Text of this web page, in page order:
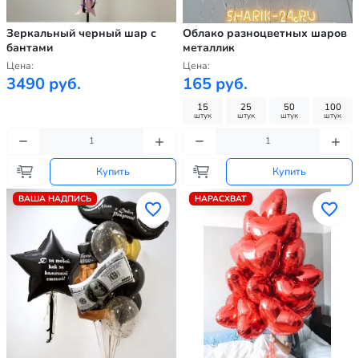
Зеркальный черный шар с
бантами
Цена:
3490 руб.
Купить
Облако разноцветных шаров
металлик
Цена:
165 руб.
15
штук
25
штук
50
штук
100
штук
Купить
ВАША НАДПИСЬ НАРАСХВАТ